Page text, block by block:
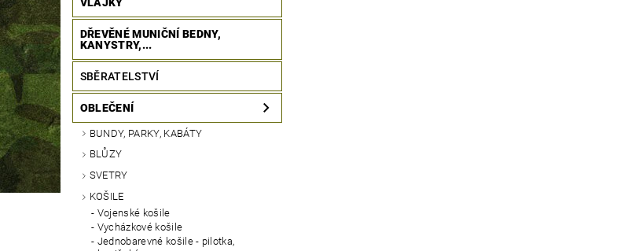
DŘEVĚNÉ MUNIČNÍ BEDNY,
KANYSTRY,...
SBĚRATELSTVÍ
OBLEČENÍ
BUNDY, PARKY, KABÁTY
BLŮZY
SVETRY
KOŠILE
Vojenské košile
Vycházkové košile
Jednobarevné košile - pilotka,